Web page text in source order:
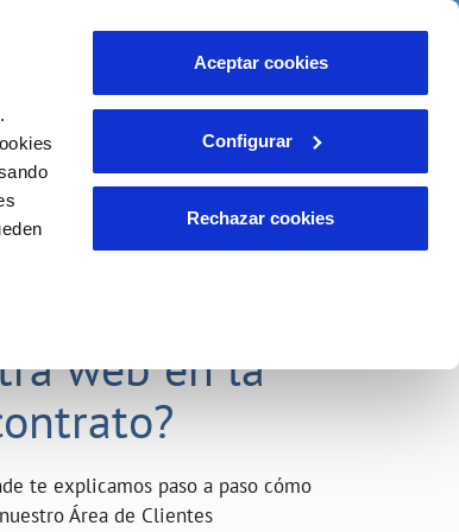
Aceptar cookies
Configurar
Rechazar cookies
INCIDENCIAS
Comunica anomalías o posibles
web en la
te explicamos paso a paso cómo
Área de Clientes